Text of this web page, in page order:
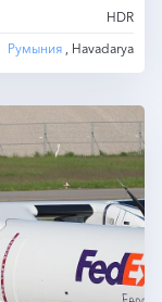
HDR
Румыния , Havadarya